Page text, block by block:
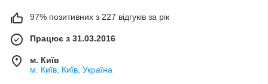
97% позитивних з 227 відгуків за рік
Працює з 31.03.2016
м. Київ
м. Київ, Київ, Україна